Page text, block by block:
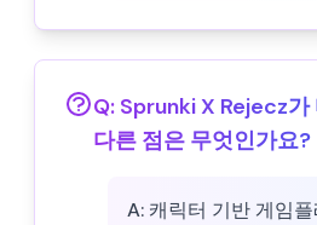
Q: Sprunki X Rejecz가
다른 점은 무엇인가요?
A: 캐릭터 기반 게임